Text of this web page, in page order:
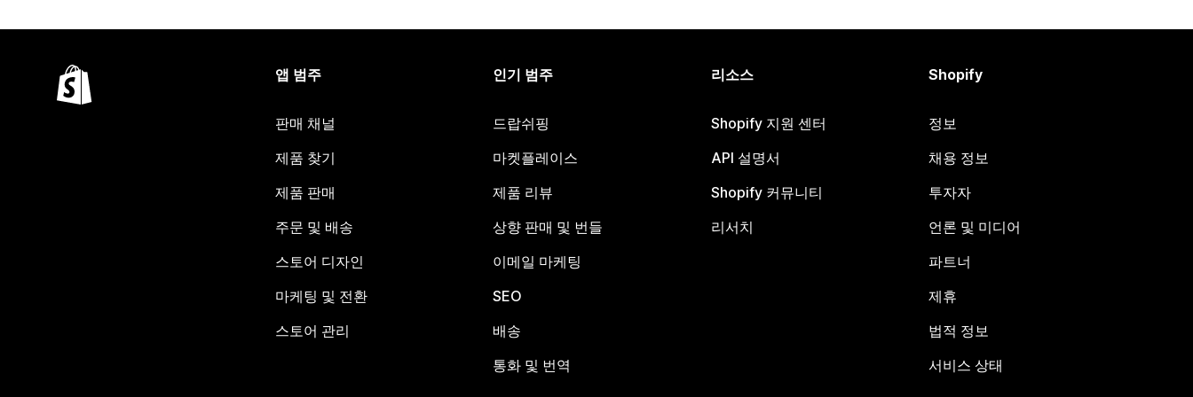
앱 범주
판매 채널
제품 찾기
제품 판매
주문 및 배송
스토어 디자인
마케팅 및 전환
스토어 관리
인기 범주
드랍쉬핑
마켓플레이스
제품 리뷰
상향 판매 및 번들
이메일 마케팅
SEO
배송
통화 및 번역
리소스
Shopify 지원 센터
API 설명서
Shopify 커뮤니티
리서치
Shopify
정보
채용 정보
투자자
언론 및 미디어
파트너
제휴
법적 정보
서비스 상태